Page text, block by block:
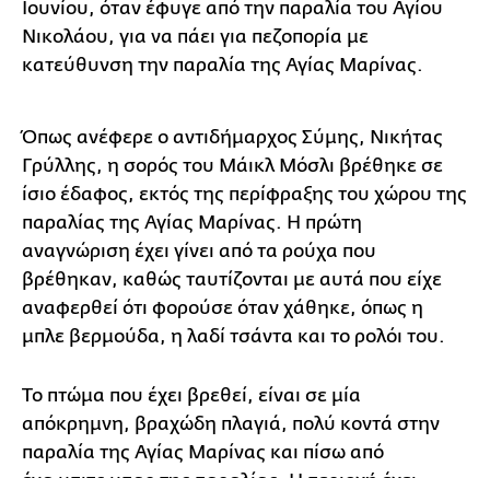
Ιουνίου, όταν έφυγε από την παραλία του Αγίου
Νικολάου, για να πάει για πεζοπορία με
κατεύθυνση την παραλία της Αγίας Μαρίνας.
Όπως ανέφερε ο αντιδήμαρχος Σύμης, Νικήτας
Γρύλλης, η σορός του Μάικλ Μόσλι βρέθηκε σε
ίσιο έδαφος, εκτός της περίφραξης του χώρου της
παραλίας της Αγίας Μαρίνας. Η πρώτη
αναγνώριση έχει γίνει από τα ρούχα που
βρέθηκαν, καθώς ταυτίζονται με αυτά που είχε
αναφερθεί ότι φορούσε όταν χάθηκε, όπως η
μπλε βερμούδα, η λαδί τσάντα και το ρολόι του.
Το πτώμα που έχει βρεθεί, είναι σε μία
απόκρημνη, βραχώδη πλαγιά, πολύ κοντά στην
παραλία της Αγίας Μαρίνας και πίσω από